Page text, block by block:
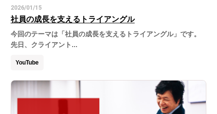
2026/01/15
社員の成長を支えるトライアングル
今回のテーマは「社員の成長を支えるトライアングル」です。
先日、クライアント...
YouTube